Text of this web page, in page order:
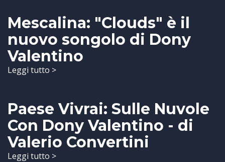
Mescalina: "Clouds" è il
nuovo songolo di Dony
Valentino
Leggi tutto >
Paese Vivrai: Sulle Nuvole
Con Dony Valentino - di
Valerio Convertini
Leggi tutto >